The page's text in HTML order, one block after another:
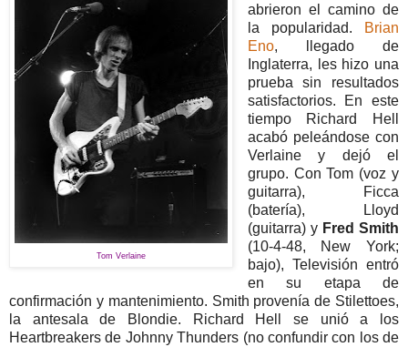
Tom Verlaine
abrieron el camino de
la popularidad.
Brian
Eno, llegado de
Inglaterra, les hizo una
prueba sin resultados
satisfactorios. En este
tiempo Richard Hell
acabó peleándose con
Verlaine y dejó el
grupo. Con Tom (voz y
guitarra), Ficca
(batería), Lloyd
(guitarra) y Fred Smith
(10-4-48, New York;
bajo), Televisión entró
en su etapa de
confirmación y mantenimiento. Smith provenía de Stilettoes,
la antesala de Blondie. Richard Hell se unió a los
Heartbreakers de Johnny Thunders (no confundir con los de